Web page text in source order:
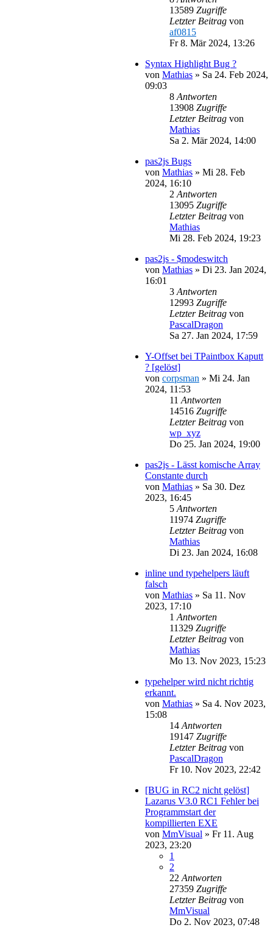
13589 Zugriffe
Letzter Beitrag von
af0815
Fr 8. Mär 2024, 13:26
Syntax Highlight Bug ?
von Mathias » Sa 24. Feb 2024,
09:03
8 Antworten
13908 Zugriffe
Letzter Beitrag von
Mathias
Sa 2. Mär 2024, 14:00
pas2js Bugs
von Mathias » Mi 28. Feb
2024, 16:10
2 Antworten
13095 Zugriffe
Letzter Beitrag von
Mathias
Mi 28. Feb 2024, 19:23
pas2js - $modeswitch
von Mathias » Di 23. Jan 2024,
16:01
3 Antworten
12993 Zugriffe
Letzter Beitrag von
PascalDragon
Sa 27. Jan 2024, 17:59
Y-Offset bei TPaintbox Kaputt
? [gelöst]
von corpsman » Mi 24. Jan
2024, 11:53
11 Antworten
14516 Zugriffe
Letzter Beitrag von
wp_xyz
Do 25. Jan 2024, 19:00
pas2js - Lässt komische Array
Constante durch
von Mathias » Sa 30. Dez
2023, 16:45
5 Antworten
11974 Zugriffe
Letzter Beitrag von
Mathias
Di 23. Jan 2024, 16:08
inline und typehelpers läuft
falsch
von Mathias » Sa 11. Nov
2023, 17:10
1 Antworten
11329 Zugriffe
Letzter Beitrag von
Mathias
Mo 13. Nov 2023, 15:23
typehelper wird nicht richtig
erkannt.
von Mathias » Sa 4. Nov 2023,
15:08
14 Antworten
19147 Zugriffe
Letzter Beitrag von
PascalDragon
Fr 10. Nov 2023, 22:42
[BUG in RC2 nicht gelöst]
Lazarus V3.0 RC1 Fehler bei
Programmstart der
kompillierten EXE
von MmVisual » Fr 11. Aug
2023, 23:20
1
2
22 Antworten
27359 Zugriffe
Letzter Beitrag von
MmVisual
Do 2. Nov 2023, 07:48